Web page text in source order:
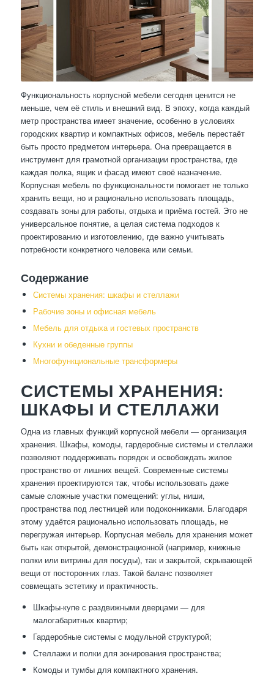
Функциональность корпусной мебели сегодня ценится не
меньше, чем её стиль и внешний вид. В эпоху, когда каждый
метр пространства имеет значение, особенно в условиях
городских квартир и компактных офисов, мебель перестаёт
быть просто предметом интерьера. Она превращается в
инструмент для грамотной организации пространства, где
каждая полка, ящик и фасад имеют своё назначение.
Корпусная мебель по функциональности помогает не только
хранить вещи, но и рационально использовать площадь,
создавать зоны для работы, отдыха и приёма гостей. Это не
универсальное понятие, а целая система подходов к
проектированию и изготовлению, где важно учитывать
потребности конкретного человека или семьи.
Содержание
Системы хранения: шкафы и стеллажи
Рабочие зоны и офисная мебель
Мебель для отдыха и гостевых пространств
Кухни и обеденные группы
Многофункциональные трансформеры
СИСТЕМЫ ХРАНЕНИЯ:
ШКАФЫ И СТЕЛЛАЖИ
Одна из главных функций корпусной мебели — организация
хранения. Шкафы, комоды, гардеробные системы и стеллажи
позволяют поддерживать порядок и освобождать жилое
пространство от лишних вещей. Современные системы
хранения проектируются так, чтобы использовать даже
самые сложные участки помещений: углы, ниши,
пространства под лестницей или подоконниками. Благодаря
этому удаётся рационально использовать площадь, не
перегружая интерьер. Корпусная мебель для хранения может
быть как открытой, демонстрационной (например, книжные
полки или витрины для посуды), так и закрытой, скрывающей
вещи от посторонних глаз. Такой баланс позволяет
совмещать эстетику и практичность.
Шкафы-купе с раздвижными дверцами — для
малогабаритных квартир;
Гардеробные системы с модульной структурой;
Стеллажи и полки для зонирования пространства;
Комоды и тумбы для компактного хранения.